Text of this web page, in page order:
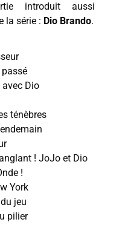
introduit aussi
la série : Dio Brando.
passé
avec Dio
ténèbres
! JoJo et Dio
!
York
jeu
pilier